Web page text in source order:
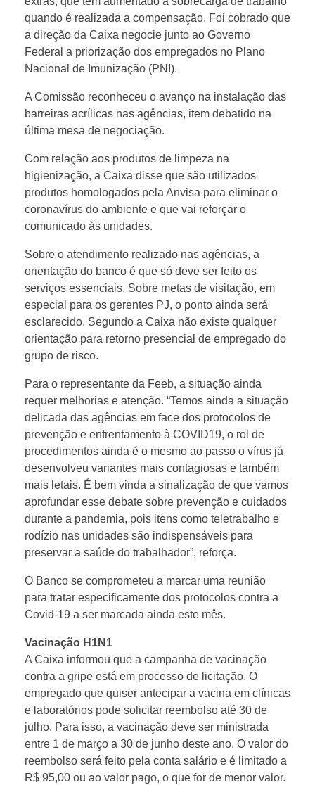
quando é realizada a compensação. Foi cobrado que
a direção da Caixa negocie junto ao Governo
Federal a priorização dos empregados no Plano
Nacional de Imunização (PNI).
A Comissão reconheceu o avanço na instalação das
barreiras acrílicas nas agências, item debatido na
última mesa de negociação.
Com relação aos produtos de limpeza na
higienização, a Caixa disse que são utilizados
produtos homologados pela Anvisa para eliminar o
coronavírus do ambiente e que vai reforçar o
comunicado às unidades.
Sobre o atendimento realizado nas agências, a
orientação do banco é que só deve ser feito os
serviços essenciais. Sobre metas de visitação, em
especial para os gerentes PJ, o ponto ainda será
esclarecido. Segundo a Caixa não existe qualquer
orientação para retorno presencial de empregado do
grupo de risco.
Para o representante da Feeb, a situação ainda
requer melhorias e atenção. “Temos ainda a situação
delicada das agências em face dos protocolos de
prevenção e enfrentamento à COVID19, o rol de
procedimentos ainda é o mesmo ao passo o vírus já
desenvolveu variantes mais contagiosas e também
mais letais. É bem vinda a sinalização de que vamos
aprofundar esse debate sobre prevenção e cuidados
durante a pandemia, pois itens como teletrabalho e
rodízio nas unidades são indispensáveis para
preservar a saúde do trabalhador”, reforça.
O Banco se comprometeu a marcar uma reunião
para tratar especificamente dos protocolos contra a
Covid-19 a ser marcada ainda este mês.
Vacinação H1N1
A Caixa informou que a campanha de vacinação
contra a gripe está em processo de licitação. O
empregado que quiser antecipar a vacina em clínicas
e laboratórios pode solicitar reembolso até 30 de
julho. Para isso, a vacinação deve ser ministrada
entre 1 de março a 30 de junho deste ano. O valor do
reembolso será feito pela conta salário e é limitado a
R$ 95,00 ou ao valor pago, o que for de menor valor.